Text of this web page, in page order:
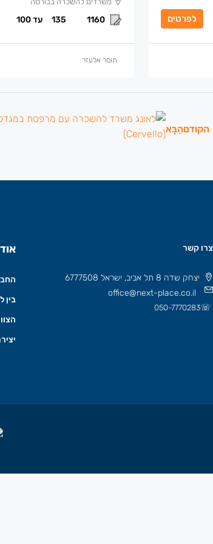
לפרטים 1160
135 עד 100
תומר אלעזר
הקודםהַבָּא
צרו קשר
יצחק שדה 8 תל אביב, ישראל 6777508
office@next-place.co.il
☏
050-7770283
בין